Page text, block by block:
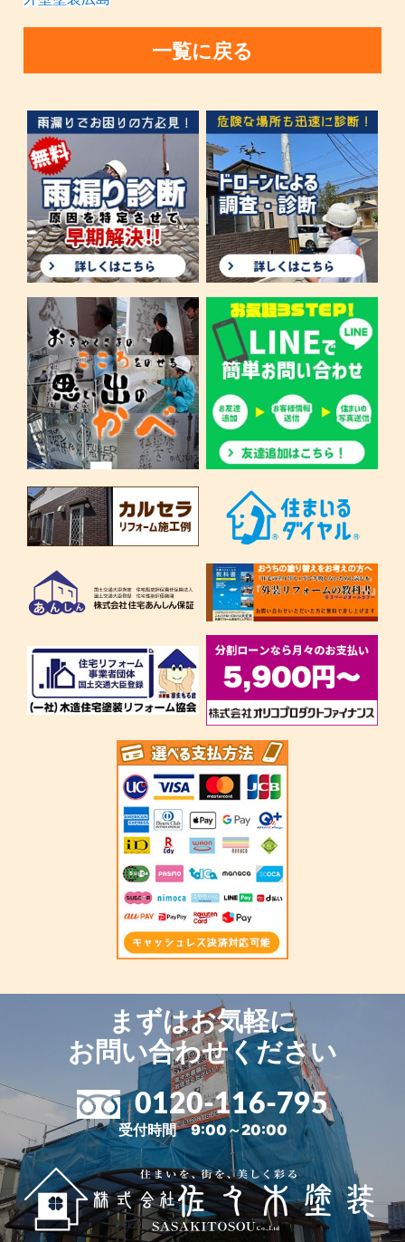
一覧に戻る
まずはお気軽に
お問い合わせください
0120-116-795
受付時間 9:00～20:00